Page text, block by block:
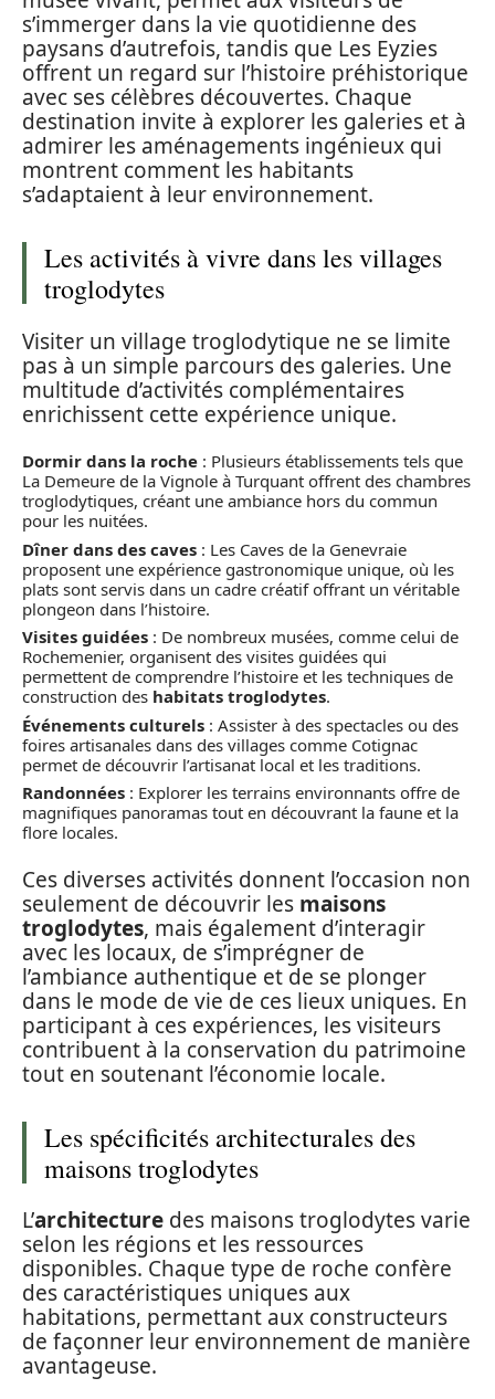
s’immerger dans la vie quotidienne des
paysans d’autrefois, tandis que Les Eyzies
offrent un regard sur l’histoire préhistorique
avec ses célèbres découvertes. Chaque
destination invite à explorer les galeries et à
admirer les aménagements ingénieux qui
montrent comment les habitants
s’adaptaient à leur environnement.
Les activités à vivre dans les villages
troglodytes
Visiter un village troglodytique ne se limite
pas à un simple parcours des galeries. Une
multitude d’activités complémentaires
enrichissent cette expérience unique.
Dormir dans la roche : Plusieurs établissements tels que
La Demeure de la Vignole à Turquant offrent des chambres
troglodytiques, créant une ambiance hors du commun
pour les nuitées.
Dîner dans des caves : Les Caves de la Genevraie
proposent une expérience gastronomique unique, où les
plats sont servis dans un cadre créatif offrant un véritable
plongeon dans l’histoire.
Visites guidées : De nombreux musées, comme celui de
Rochemenier, organisent des visites guidées qui
permettent de comprendre l’histoire et les techniques de
construction des habitats troglodytes.
Événements culturels : Assister à des spectacles ou des
foires artisanales dans des villages comme Cotignac
permet de découvrir l’artisanat local et les traditions.
Randonnées : Explorer les terrains environnants offre de
magnifiques panoramas tout en découvrant la faune et la
flore locales.
Ces diverses activités donnent l’occasion non
seulement de découvrir les maisons
troglodytes, mais également d’interagir
avec les locaux, de s’imprégner de
l’ambiance authentique et de se plonger
dans le mode de vie de ces lieux uniques. En
participant à ces expériences, les visiteurs
contribuent à la conservation du patrimoine
tout en soutenant l’économie locale.
Les spécificités architecturales des
maisons troglodytes
L’architecture des maisons troglodytes varie
selon les régions et les ressources
disponibles. Chaque type de roche confère
des caractéristiques uniques aux
habitations, permettant aux constructeurs
de façonner leur environnement de manière
avantageuse.